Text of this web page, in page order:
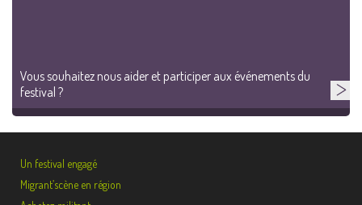
Vous souhaitez nous aider et participer aux événements du
festival ?
Un festival engagé
Migrant’scène en région